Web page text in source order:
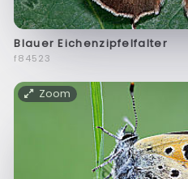
Blauer Eichenzipfelfalter
f84523
Zoom